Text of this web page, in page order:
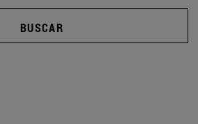
BUSCAR